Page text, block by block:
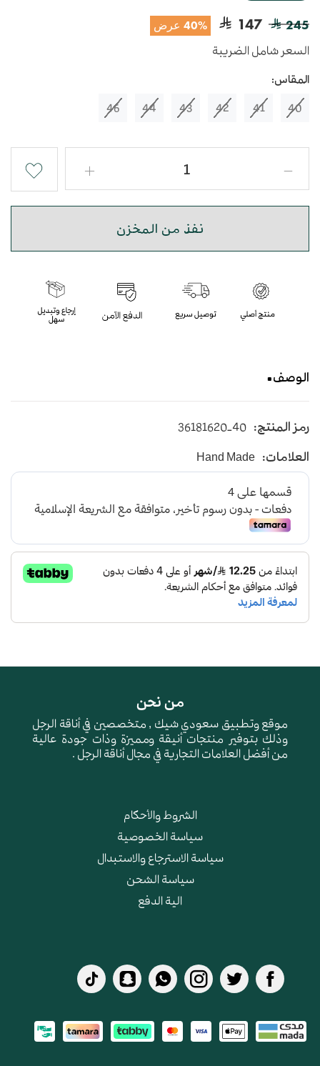
245
147 40% عرض
السعر شامل الضريبة
المقاس:
40
41
42
43
44
46
نفذ من المخزن
الوصف
يأتي بأرضية متوسطة الإرتفاع باللون البيج
و طبقة اسفنجية عالية الجودة لتعطي شعور بالراحة
ومقاومة الإنزلاق و التآكل
رمز المنتج: 36181620-40
العلامات: Hand Made
من نحن
موقع وتطبيق سعودي شيك , متخصصين في أناقة الرجل
وذلك بتوفير منتجات أنيقة ومميزة وذات جودة عالية
من أفضل العلامات التجارية في مجال أناقة الرجل .
الشروط والأحكام
سياسة الخصوصية
سياسة الاسترجاع والاستبدال
سياسة الشحن
الية الدفع